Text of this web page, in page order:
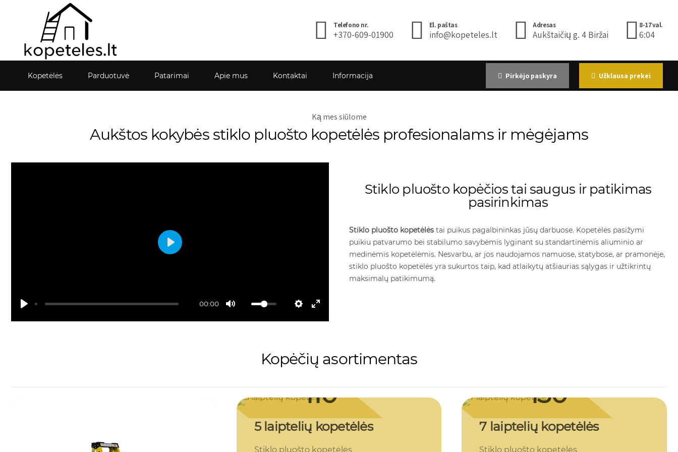
Telefono nr.
+370-609-01900
El. paštas
info@kopeteles.lt
Adresas
Aukštaičių g. 4 Biržai
8-17val.
6:04
Pirkėjo paskyra Užklausa prekei
Kopetėlės Parduotuvė Patarimai Apie mus Kontaktai Informacija
Ką mes siūlome
Aukštos kokybės stiklo pluošto kopetėlės profesionalams ir mėgėjams
00:00
Play
Stiklo pluošto kopėčios tai saugus ir patikimas
pasirinkimas
Stiklo pluošto kopetėlės tai puikus pagalbininkas jūsų darbuose. Kopetėlės pasižymi
puikiu patvarumo bei stabilumo savybėmis lyginant su standartinėmis aliuminio ar
medinėmis kopetėlėmis. Nesvarbu, ar jos naudojamos namuose, statybose, ar pramonėje,
stiklo pluošto kopetėlės yra sukurtos taip, kad atlaikytų atšiaurias sąlygas ir užtikrintų
maksimalų patikimumą.
Kopėčių asortimentas
€ su PVM110
5 laiptelių kopetėlės
Stiklo pluošto kopetėlės
€ su PVM130
7 laiptelių kopetėlės
Stiklo pluošto kopetėlės